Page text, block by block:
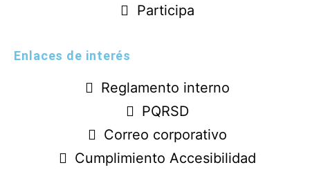
Participa
Enlaces de interés
Reglamento interno
PQRSD
Correo corporativo
Cumplimiento Accesibilidad